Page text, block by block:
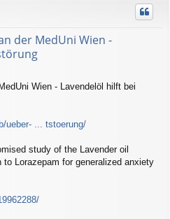
der MedUni Wien -
Wien - Lavendelöl hilft bei
ueber- ... tstoerung/
study of the Lavender oil
Lorazepam for generalized anxiety